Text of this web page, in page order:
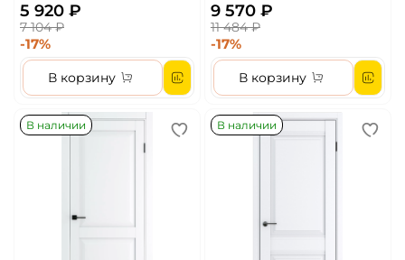
5 920 ₽
7 104 ₽
-17%
В корзину
9 570 ₽
11 484 ₽
-17%
В корзину
В наличии В наличии